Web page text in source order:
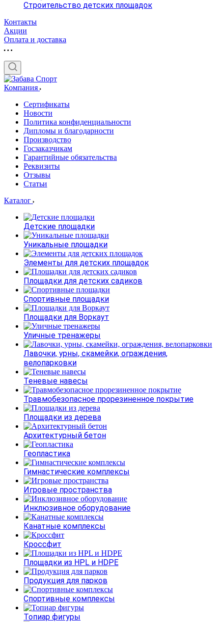
Строительство детских площадок
Контакты
Акции
Оплата и доставка
Компания
Сертификаты
Новости
Политика конфиденциальности
Дипломы и благодарности
Производство
Госзаказчикам
Гарантийные обязательства
Реквизиты
Отзывы
Статьи
Каталог
Детские площадки
Уникальные площадки
Элементы для детских площадок
Площадки для детских садиков
Спортивные площадки
Площадки для Воркаут
Уличные тренажеры
Лавочки, урны, скамейки, ограждения,
велопарковки
Теневые навесы
Травмобезопасное прорезиненное покрытие
Площадки из дерева
Архитектурный бетон
Геопластика
Гимнастические комплексы
Игровые пространства
Инклюзивное оборудование
Канатные комплексы
Кроссфит
Площадки из HPL и HDPE
Продукция для парков
Спортивные комплексы
Топиар фигуры